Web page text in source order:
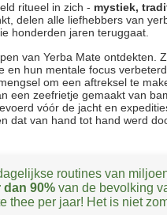
ritueel in zich - mystiek,
delen alle liefhebbers van
honderden jaren teruggaat.
van Yerba Mate ontdekten.
hun mentale focus
om een aftreksel te
een zeefrietje gemaakt van
vóór de jacht en
dat van hand tot hand werd
routines van
dan 90% van de bevolking
thee per jaar! Het is niet